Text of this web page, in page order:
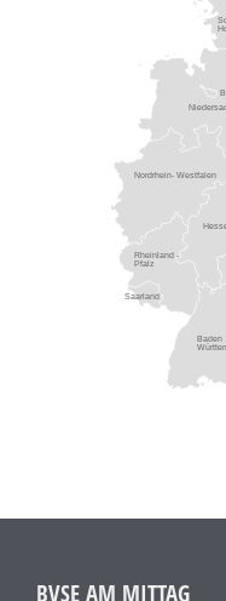
Baden
Nordrhein- Westfalen
Rheinland -
Pfalz
Saarland
BVSE AM MITTAG